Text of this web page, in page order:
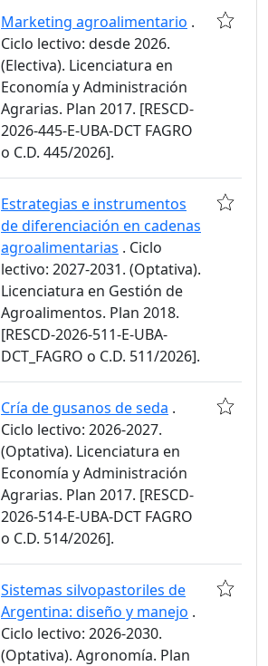
Marketing agroalimentario .
Ciclo lectivo: desde 2026.
(Electiva). Licenciatura en
Economía y Administración
Agrarias. Plan 2017. [RESCD-
2026-445-E-UBA-DCT FAGRO
o C.D. 445/2026].
Estrategias e instrumentos
de diferenciación en cadenas
agroalimentarias . Ciclo
lectivo: 2027-2031. (Optativa).
Licenciatura en Gestión de
Agroalimentos. Plan 2018.
[RESCD-2026-511-E-UBA-
DCT_FAGRO o C.D. 511/2026].
Cría de gusanos de seda .
Ciclo lectivo: 2026-2027.
(Optativa). Licenciatura en
Economía y Administración
Agrarias. Plan 2017. [RESCD-
2026-514-E-UBA-DCT FAGRO
o C.D. 514/2026].
Sistemas silvopastoriles de
Argentina: diseño y manejo .
Ciclo lectivo: 2026-2030.
(Optativa). Agronomía. Plan